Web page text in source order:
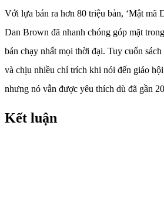
Với lựa bán ra hơn 80 triệu bản, ‘Mật mã
Dan Brown đã nhanh chóng góp mặt
bán chạy nhất mọi thời đại. Tuy cuốn
và chịu nhiều chỉ trích khi nói đến giáo
nhưng nó vẫn được yêu thích dù đã gần
Kết luận